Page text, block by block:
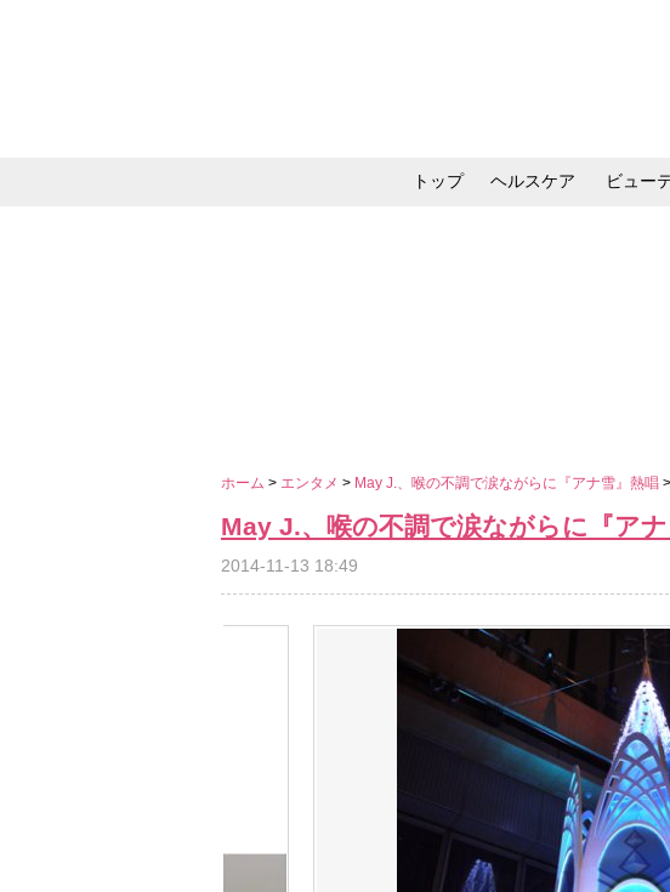
トップ ヘルスケア ビュー
ホーム > エンタメ > May J.、喉の不調で涙ながらに『アナ雪』熱唱
May J.、喉の不調で涙ながらに『ア
2014-11-13 18:49